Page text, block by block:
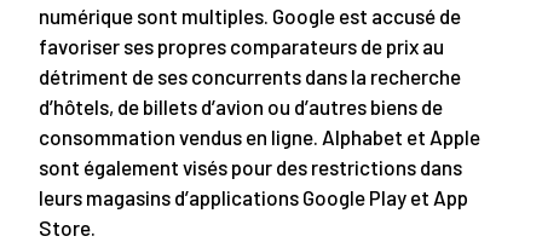
numérique sont multiples. Google est accusé de
favoriser ses propres comparateurs de prix au
détriment de ses concurrents dans la recherche
d’hôtels, de billets d’avion ou d’autres biens de
consommation vendus en ligne. Alphabet et Apple
sont également visés pour des restrictions dans
leurs magasins d’applications Google Play et App
Store.